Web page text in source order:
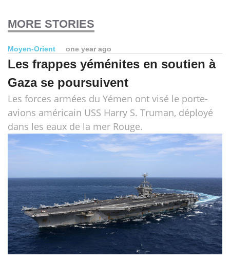
MORE STORIES
Moyen-Orient one year ago
Les frappes yéménites en soutien à
Gaza se poursuivent
Les forces armées du Yémen ont visé le porte-
avions américain USS Harry S. Truman, déployé
dans les eaux de la mer Rouge.